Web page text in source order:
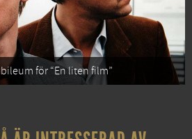
för “En liten film”